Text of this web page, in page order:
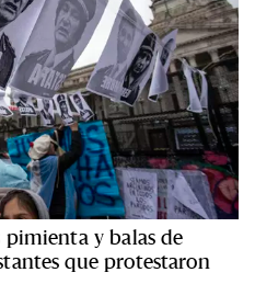
pimienta y balas de
que protestaron